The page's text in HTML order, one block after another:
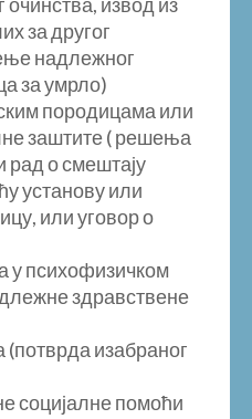
за другог
надлежног
за умрло)
породицама или
заштите ( решења
рад о смештају
установу или
или уговор о
у психофизичком
здравствене
изабраног
социјалне помоћи